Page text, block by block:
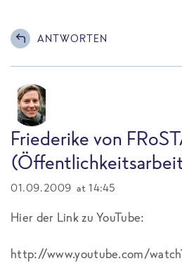
ANTWORTEN
Friederike von
01.09.2009 at 14:45
Hier der Link zu YouTube:
http://www.youtube.com/